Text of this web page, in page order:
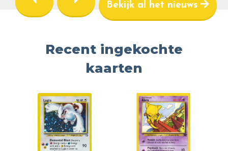
Bekijk al het nieuws
Recent ingekochte
kaarten